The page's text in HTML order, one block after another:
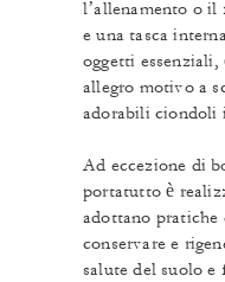
l’allenamento o il
e una tasca
oggetti
allegro motivo a
adorabili ciondoli
Ad eccezione di
portatutto è
adottano pratiche
conservare e
salute del suolo e